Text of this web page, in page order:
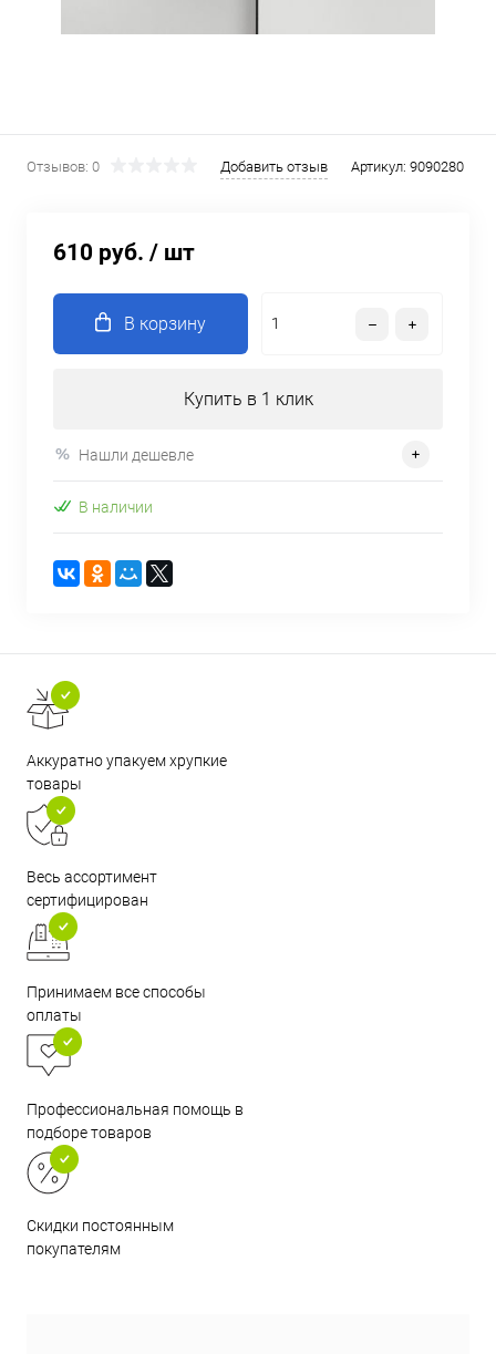
Отзывов: 0 Добавить отзыв Артикул: 9090280
610 руб. / шт
В корзину
Купить в 1 клик
Нашли дешевле
В наличии
Аккуратно упакуем хрупкие
товары
Весь ассортимент
сертифицирован
Принимаем все способы
оплаты
Профессиональная помощь в
подборе товаров
Скидки постоянным
покупателям